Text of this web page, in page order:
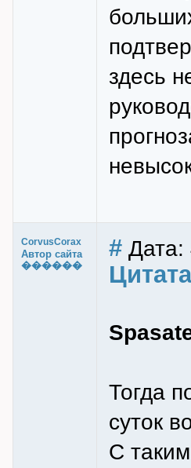
здесь
CorvusCorax
Автор сайта
������
# Дата:
Цитата
Тогда
суток
С